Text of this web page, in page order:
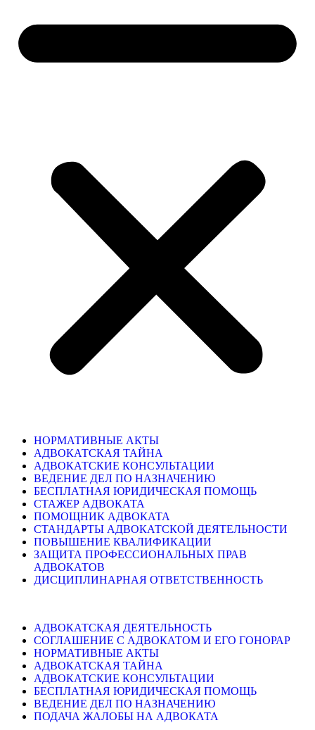
НОРМАТИВНЫЕ АКТЫ
АДВОКАТСКАЯ ТАЙНА
АДВОКАТСКИЕ КОНСУЛЬТАЦИИ
ВЕДЕНИЕ ДЕЛ ПО НАЗНАЧЕНИЮ
БЕСПЛАТНАЯ ЮРИДИЧЕСКАЯ ПОМОЩЬ
СТАЖЕР АДВОКАТА
ПОМОЩНИК АДВОКАТА
СТАНДАРТЫ АДВОКАТСКОЙ ДЕЯТЕЛЬНОСТИ
ПОВЫШЕНИЕ КВАЛИФИКАЦИИ
ЗАЩИТА ПРОФЕССИОНАЛЬНЫХ ПРАВ
АДВОКАТОВ
ДИСЦИПЛИНАРНАЯ ОТВЕТСТВЕННОСТЬ
АДВОКАТСКАЯ ДЕЯТЕЛЬНОСТЬ
СОГЛАШЕНИЕ С АДВОКАТОМ И ЕГО ГОНОРАР
НОРМАТИВНЫЕ АКТЫ
АДВОКАТСКАЯ ТАЙНА
АДВОКАТСКИЕ КОНСУЛЬТАЦИИ
БЕСПЛАТНАЯ ЮРИДИЧЕСКАЯ ПОМОЩЬ
ВЕДЕНИЕ ДЕЛ ПО НАЗНАЧЕНИЮ
ПОДАЧА ЖАЛОБЫ НА АДВОКАТА